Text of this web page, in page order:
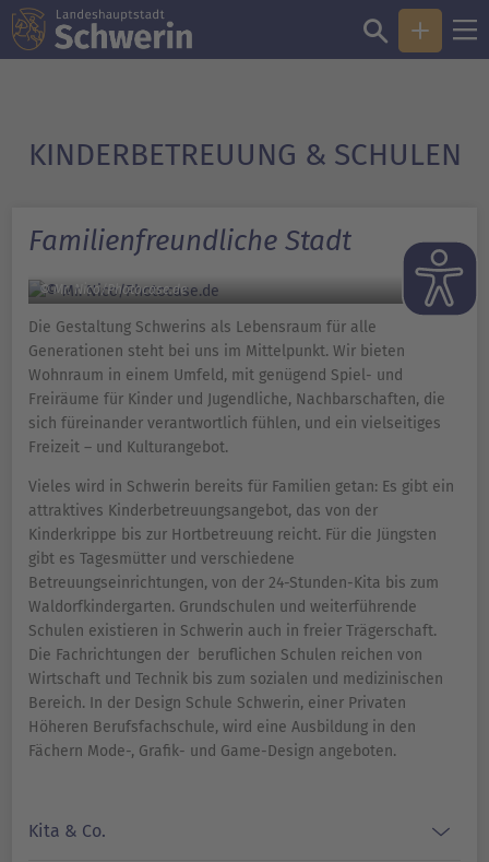
KINDERBETREUUNG & SCHULEN
Familienfreundliche Stadt
© Mr. Nico/Photocase.de
Die Gestaltung Schwerins als Lebensraum für alle
Generationen steht bei uns im Mittelpunkt. Wir bieten
Wohnraum in einem Umfeld, mit genügend Spiel- und
Freiräume für Kinder und Jugendliche, Nachbarschaften, die
sich füreinander verantwortlich fühlen, und ein vielseitiges
Freizeit – und Kulturangebot.
Vieles wird in Schwerin bereits für Familien getan: Es gibt ein
attraktives Kinderbetreuungsangebot, das von der
Kinderkrippe bis zur Hortbetreuung reicht. Für die Jüngsten
gibt es Tagesmütter und verschiedene
Betreuungseinrichtungen, von der 24-Stunden-Kita bis zum
Waldorfkindergarten. Grundschulen und weiterführende
Schulen existieren in Schwerin auch in freier Trägerschaft.
Die Fachrichtungen der beruflichen Schulen reichen von
Wirtschaft und Technik bis zum sozialen und medizinischen
Bereich. In der Design Schule Schwerin, einer Privaten
Höheren Berufsfachschule, wird eine Ausbildung in den
Fächern Mode-, Grafik- und Game-Design angeboten.
Kita & Co.